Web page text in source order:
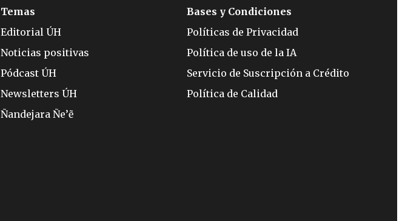
Temas
Editorial ÚH
Noticias positivas
Pódcast ÚH
Newsletters ÚH
Ñandejara Ñe’ẽ
Bases y Condiciones
Políticas de Privacidad
Política de uso de la IA
Servicio de Suscripción a Crédito
Política de Calidad